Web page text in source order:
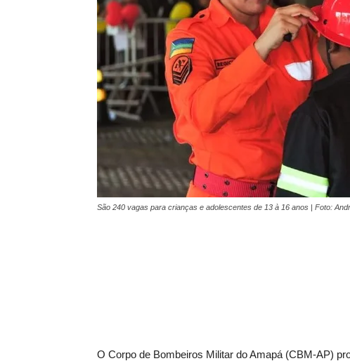
São 240 vagas para crianças e adolescentes de 13 à 16 anos | Foto:
O Corpo de Bombeiros Militar do Amapá (CBM-AP)